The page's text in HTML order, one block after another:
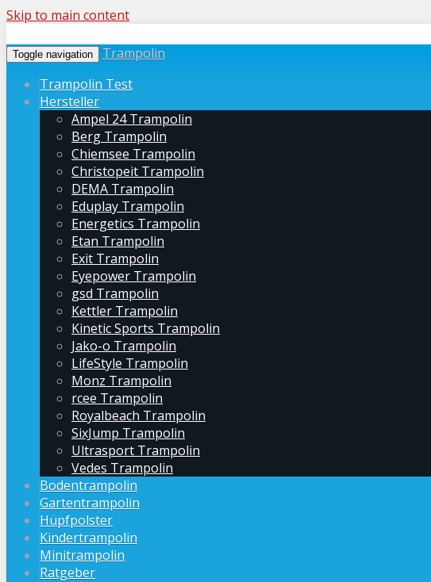
Skip to main content
Toggle navigation
Trampolin
Trampolin Test
Hersteller
Ampel 24 Trampolin
Berg Trampolin
Chiemsee Trampolin
Christopeit Trampolin
DEMA Trampolin
Eduplay Trampolin
Energetics Trampolin
Etan Trampolin
Exit Trampolin
Eyepower Trampolin
gsd Trampolin
Kettler Trampolin
Kinetic Sports Trampolin
Jako-o Trampolin
LifeStyle Trampolin
Monz Trampolin
rcee Trampolin
Royalbeach Trampolin
SixJump Trampolin
Ultrasport Trampolin
Vedes Trampolin
Bodentrampolin
Gartentrampolin
Hüpfpolster
Kindertrampolin
Minitrampolin
Ratgeber